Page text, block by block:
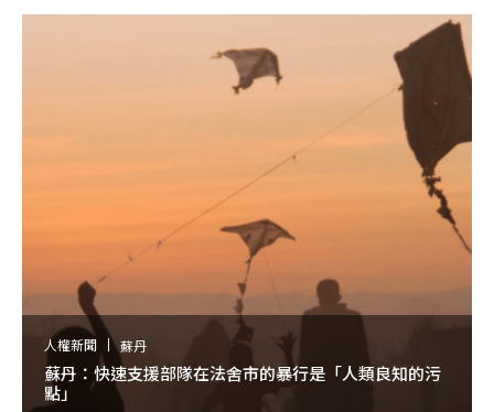
人權新聞 蘇丹
蘇丹：快速支援部隊在法舍市的暴行是「人類良知的污
點」